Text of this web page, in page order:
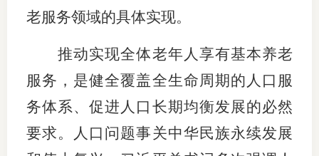
老服务领域的具体实现。
推动实现全体老年人享有基本养老
服务，是健全覆盖全生命周期的人口服
务体系、促进人口长期均衡发展的必然
要求。人口问题事关中华民族永续发展